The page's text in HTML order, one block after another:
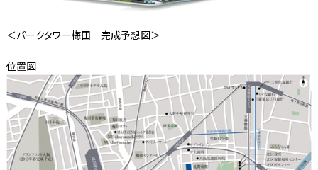
＜パークタワー梅田 完成予想図＞
位置図